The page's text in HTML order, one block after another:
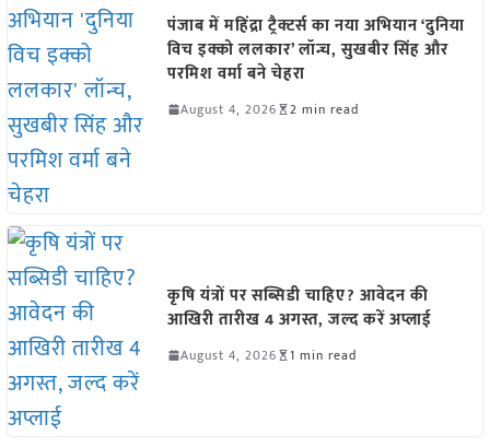
पंजाब में महिंद्रा ट्रैक्टर्स का नया अभियान ‘दुनिया
विच इक्को ललकार’ लॉन्च, सुखबीर सिंह और
परमिश वर्मा बने चेहरा
August 4, 2026 2 min read
कृषि यंत्रों पर सब्सिडी चाहिए? आवेदन की
आखिरी तारीख 4 अगस्त, जल्द करें अप्लाई
August 4, 2026 1 min read